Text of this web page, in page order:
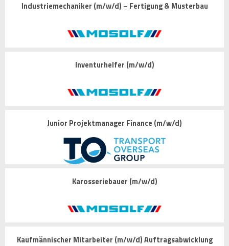
Industriemechaniker (m/w/d) – Fertigung & Musterbau
Inventurhelfer (m/w/d)
Junior Projektmanager Finance (m/w/d)
Karosseriebauer (m/w/d)
Kaufmännischer Mitarbeiter (m/w/d) Auftragsabwicklung